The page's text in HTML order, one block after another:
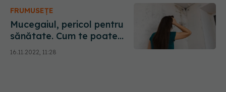
FRUMUSEȚE
Mucegaiul, pericol pentru
sănătate. Cum te poate
îmbolnăvi. La ce semne să
fii atent
16.11.2022, 11:28